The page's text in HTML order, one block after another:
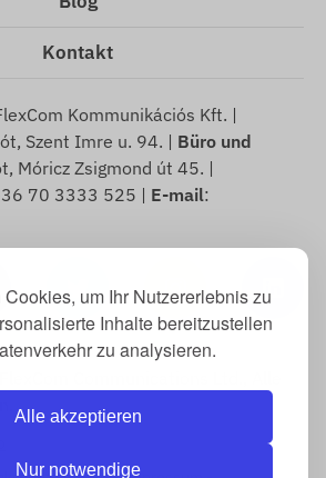
um Ihr Nutzererlebnis zu
Inhalte bereitzustellen
zu analysieren.
Alle akzeptieren
Nur notwendige
Kontakt
Kommunikációs Kft. |
Szent Imre u. 94. | Büro und
Móricz Zsigmond út 45. |
70 3333 525 | E-mail: